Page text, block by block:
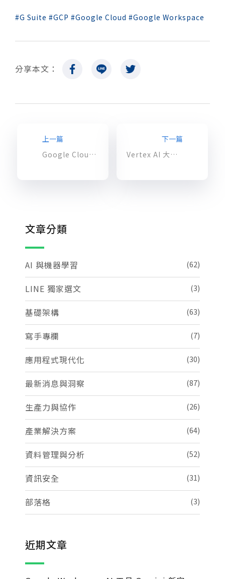
G Suite GCP Google Cloud Google Workspace
分享本文：
上一篇
Google Cloud 推出 Duet AI for Google Workspace
下一篇
Vertex AI 大更新 – 企業能利用生成式 AI 的建構無限可能
文章分類
AI 與機器學習 (62)
LINE 獨家選文 (3)
基礎架構 (63)
寫手專欄 (7)
應用程式現代化 (30)
最新消息與洞察 (87)
生產力與協作 (26)
產業解決方案 (64)
資料管理與分析 (52)
資訊安全 (31)
部落格 (3)
近期文章